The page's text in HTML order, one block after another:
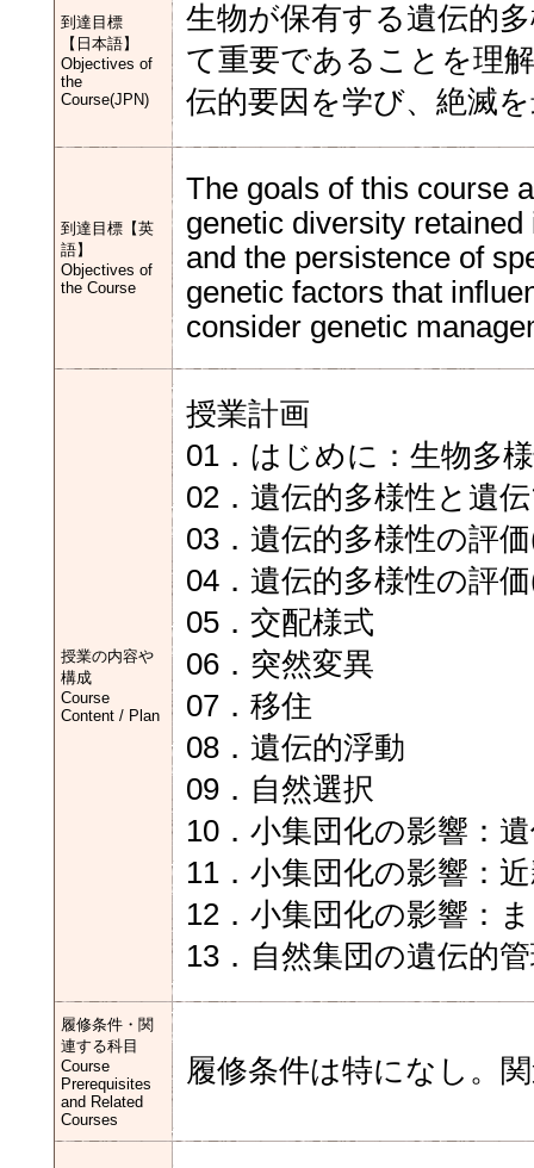
到達目標
【日本語】
Objectives of
the
Course(JPN)
生物が保有する遺伝的
て重要であることを理
伝的要因を学び、絶滅
到達目標【英
語】
Objectives of
the Course
The goals of this course
genetic diversity
and the persistence of
genetic factors that
consider genetic
授業の内容や
構成
Course
Content / Plan
授業計画
01．はじめに：生物多
02．遺伝的多様性と遺
03．遺伝的多様性の評
04．遺伝的多様性の評
05．交配様式
06．突然変異
07．移住
08．遺伝的浮動
09．自然選択
10．小集団化の影響：
11．小集団化の影響：
12．小集団化の影響：
13．自然集団の遺伝的
履修条件・関
連する科目
Course
Prerequisites
and Related
Courses
履修条件は特になし。